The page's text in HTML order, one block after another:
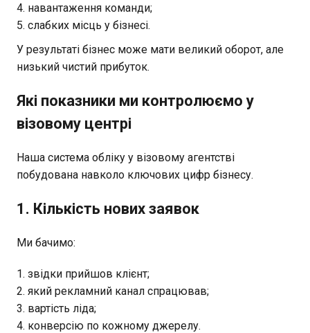
навантаження команди;
слабких місць у бізнесі.
У результаті бізнес може мати великий оборот, але
низький чистий прибуток.
Які показники ми контролюємо у
візовому центрі
Наша система обліку у візовому агентстві
побудована навколо ключових цифр бізнесу.
1. Кількість нових заявок
Ми бачимо:
звідки прийшов клієнт;
який рекламний канал спрацював;
вартість ліда;
конверсію по кожному джерелу.